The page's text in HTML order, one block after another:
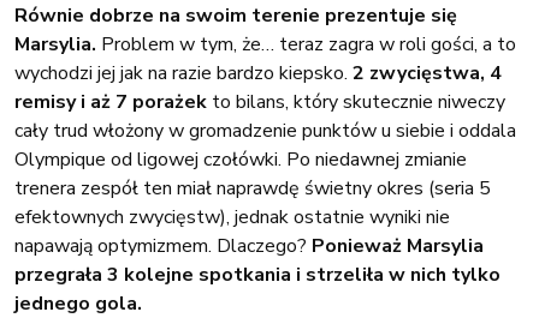
Równie dobrze na swoim terenie prezentuje się
Marsylia. Problem w tym, że… teraz zagra w roli gości, a to
wychodzi jej jak na razie bardzo kiepsko. 2 zwycięstwa, 4
remisy i aż 7 porażek to bilans, który skutecznie niweczy
cały trud włożony w gromadzenie punktów u siebie i oddala
Olympique od ligowej czołówki. Po niedawnej zmianie
trenera zespół ten miał naprawdę świetny okres (seria 5
efektownych zwycięstw), jednak ostatnie wyniki nie
napawają optymizmem. Dlaczego? Ponieważ Marsylia
przegrała 3 kolejne spotkania i strzeliła w nich tylko
jednego gola.